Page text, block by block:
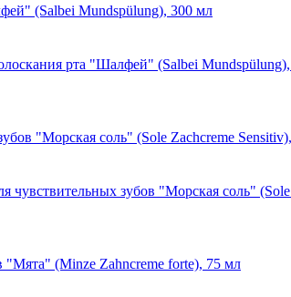
(Salbei Mundspülung), 300 мл
рта "Шалфей" (Salbei
"Морская соль" (Sole Zachcreme
чувствительных зубов "Морская соль"
"Мята" (Minze Zahncreme forte), 75 мл